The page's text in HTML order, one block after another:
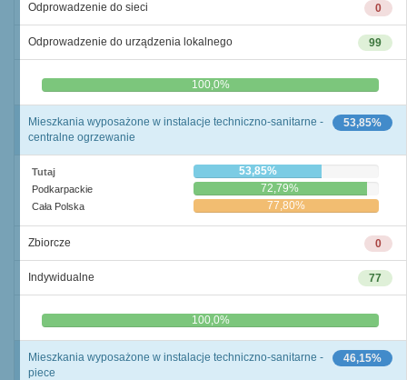
0
Odprowadzenie do sieci
99
Odprowadzenie do urządzenia lokalnego
0,0% 100,0%
53,85%
Mieszkania wyposażone w instalacje techniczno-sanitarne -
centralne ogrzewanie
Tutaj 53,85%
Podkarpackie 72,79%
Cała Polska 77,80%
0
Zbiorcze
77
Indywidualne
0,0% 100,0%
46,15%
Mieszkania wyposażone w instalacje techniczno-sanitarne -
piece